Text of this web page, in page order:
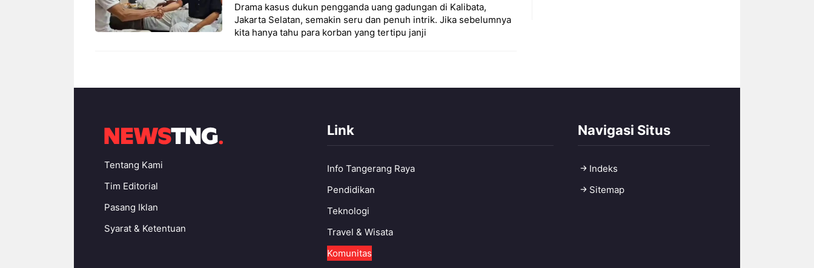
Drama kasus dukun pengganda uang gadungan di Kalibata,
Jakarta Selatan, semakin seru dan penuh intrik. Jika sebelumnya
kita hanya tahu para korban yang tertipu janji
Tentang Kami
Tim Editorial
Pasang Iklan
Syarat & Ketentuan
Link
Info Tangerang Raya
Pendidikan
Teknologi
Travel & Wisata
Komunitas
Navigasi Situs
Indeks
Sitemap